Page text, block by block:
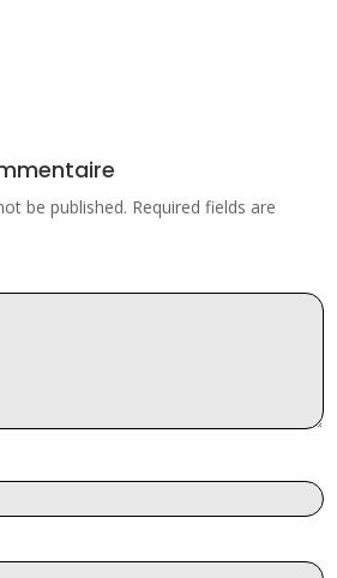
be published. Required fields are